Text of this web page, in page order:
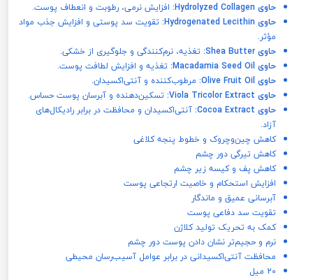
حاوی Hydrolyzed Collagen:
افزایش نرمی، رطوبت و انعطاف پوست.
حاوی Hydrogenated Lecithin:
تقویت سد پوستی و افزایش جذب مواد
مؤثر.
حاوی Shea Butter:
تغذیه، نرم‌کنندگی و جلوگیری از خشکی.
حاوی Macadamia Seed Oil:
تغذیه و افزایش لطافت پوست.
حاوی Olive Fruit Oil:
مرطوب‌کننده و آنتی‌اکسیدان.
حاوی Viola Tricolor Extract:
تسکین‌دهنده و آبرسان پوست حساس.
حاوی Cocoa Extract:
آنتی‌اکسیدان و محافظت در برابر رادیکال‌های
آزاد.
کاهش چین‌وچروک و خطوط پنجه کلاغی
کاهش تیرگی دور چشم
کاهش پف و کیسه زیر چشم
افزایش استحکام و خاصیت ارتجاعی پوست
آبرسانی عمیق و ماندگار
تقویت سد دفاعی پوست
کمک به تحریک تولید کلاژن
نرم و حجیم‌تر نشان دادن پوست دور چشم
محافظت آنتی‌اکسیدانی در برابر عوامل آسیب‌رسان محیطی
20 میل